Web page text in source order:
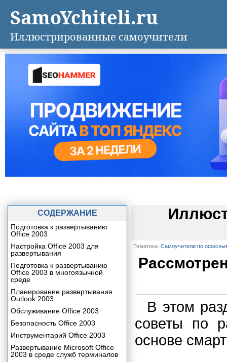
Тематика: Самоучители по
В этом
советы по
основе
СОДЕРЖАНИЕ
Подготовка к развертыванию
Office 2003
Настройка Office 2003 для
развертывания
Подготовка к развертыванию
Office 2003 в многоязычной
среде
Планирование развертывания
Outlook 2003
Обслуживание Office 2003
Безопасность Office 2003
Инструментарий Office 2003
Развертывание Microsoft Office
2003 в среде служб терминалов
SamoYchiteli.ru
Иллюстрированные самоучители